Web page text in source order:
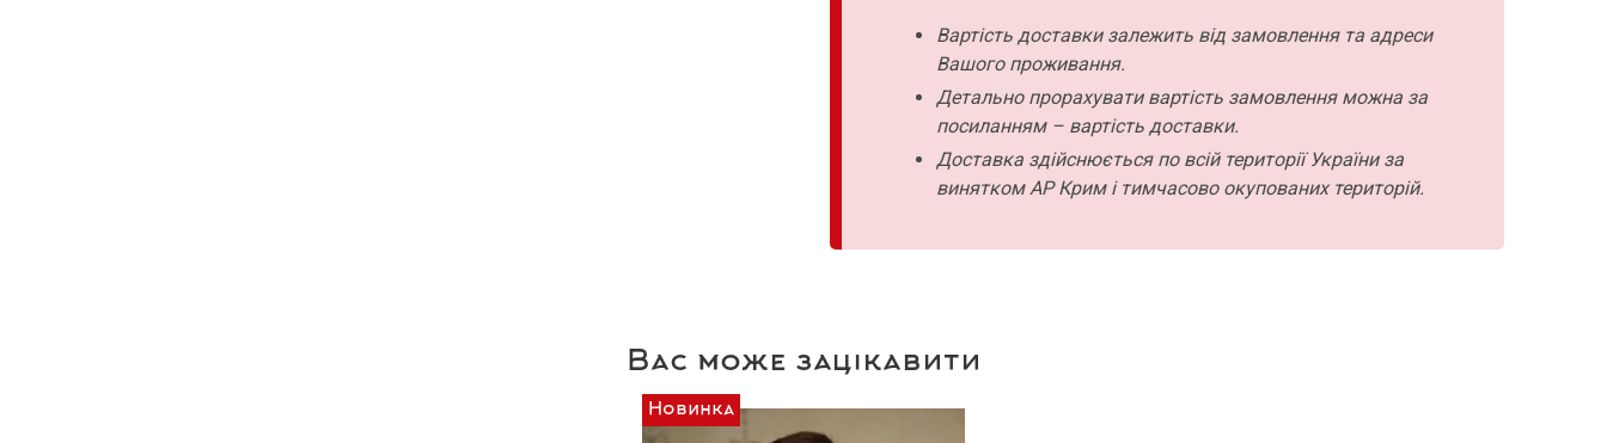
Вартість доставки залежить від замовлення та адреси
Вашого проживання.
Детально прорахувати вартість замовлення можна за
посиланням – вартість доставки.
Доставка здійснюється по всій території України за
винятком АР Крим і тимчасово окупованих територій.
Вас може зацікавити
Новинка